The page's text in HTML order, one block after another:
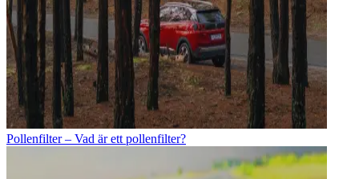
Pollenfilter – Vad är ett pollenfilter?